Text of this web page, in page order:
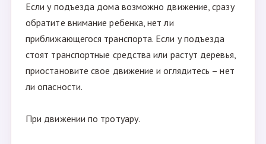
Если у подъезда дома возможно движение, сразу
обратите внимание ребенка, нет ли
приближающегося транспорта. Если у подъезда
стоят транспортные средства или растут деревья,
приостановите свое движение и оглядитесь – нет
ли опасности.
При движении по тротуару.